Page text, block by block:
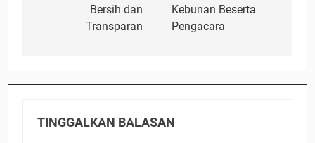
Bersih dan
Transparan
Kebunan Beserta
Pengacara
TINGGALKAN BALASAN